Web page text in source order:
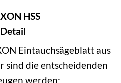
HSS
Eintauchsägeblatt aus
sind die entscheidenden
werden: